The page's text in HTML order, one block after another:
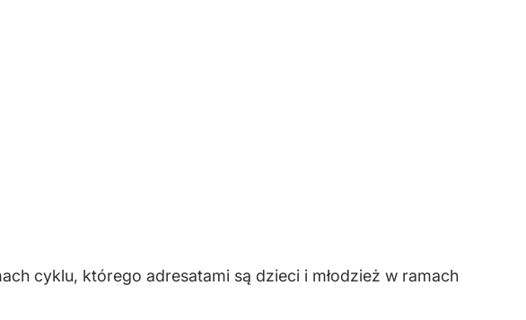
cyklu, którego adresatami są dzieci i młodzież w ramach